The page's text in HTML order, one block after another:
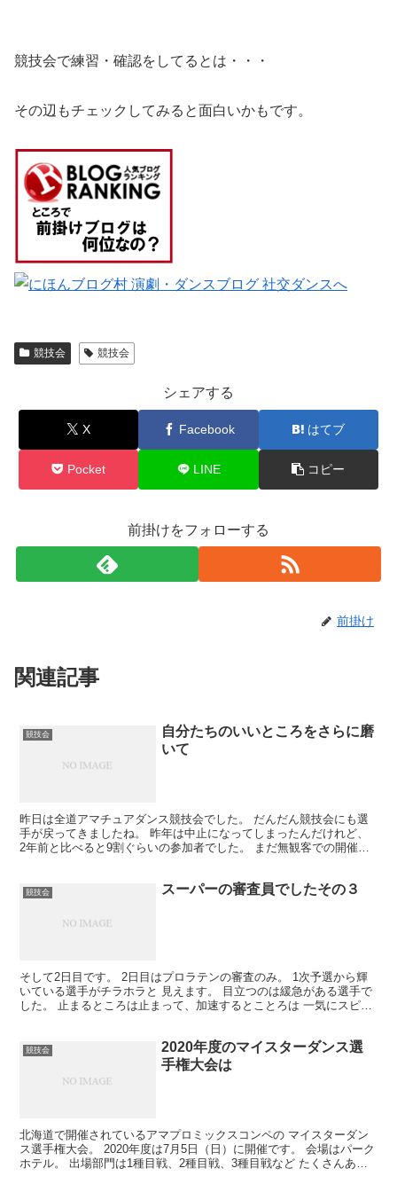
競技会で練習・確認をしてるとは・・・
その辺もチェックしてみると面白いかもです。
競技会 競技会
シェアする
X Facebook はてブ
Pocket LINE コピー
前掛けをフォローする
前掛け
関連記事
競技会
自分たちのいいところをさらに磨
いて
昨日は全道アマチュアダンス競技会でした。 だんだん競技会にも選
手が戻ってきましたね。 昨年は中止になってしまったんだけれど、
2年前と比べると9割ぐらいの参加者でした。 まだ無観客での開催。
競技会 スーパーの審査員でしたその３
そして2日目です。 2日目はプロラテンの審査のみ。 1次予選から輝
いている選手がチラホラと 見えます。 目立つのは緩急がある選手で
した。 止まるところは止まって、加速するとことろは 一気にスピー
競技会
2020年度のマイスターダンス選
手権大会は
北海道で開催されているアマプロミックスコンペの マイスターダン
ス選手権大会。 2020年度は7月5日（日）に開催です。 会場はパーク
ホテル。 出場部門は1種目戦、2種目戦、3種目戦など たくさんあり